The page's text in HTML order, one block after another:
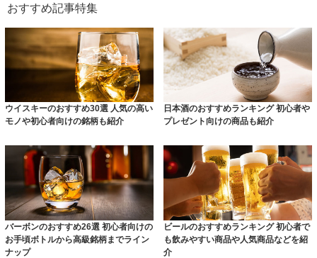
おすすめ記事特集
ウイスキーのおすすめ30選 人気の高い
モノや初心者向けの銘柄も紹介
日本酒のおすすめランキング 初心者や
プレゼント向けの商品も紹介
バーボンのおすすめ26選 初心者向けの
お手頃ボトルから高級銘柄までライン
ナップ
ビールのおすすめランキング 初心者で
も飲みやすい商品や人気商品などを紹
介